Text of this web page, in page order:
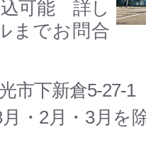
込可能 詳し
までお問合
市下新倉5-27-1
・2月・3月を